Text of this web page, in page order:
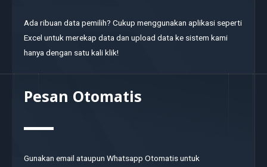
Ada ribuan data pemilih? Cukup menggunakan aplikasi seperti
Excel untuk merekap data dan upload data ke sistem kami
hanya dengan satu kali klik!
Pesan Otomatis
Gunakan email ataupun Whatsapp Otomatis untuk